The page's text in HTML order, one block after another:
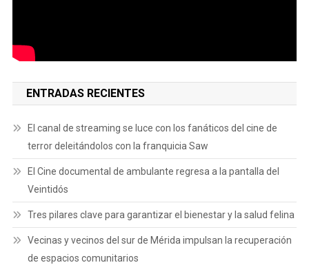
ENTRADAS RECIENTES
El canal de streaming se luce con los fanáticos del cine de
terror deleitándolos con la franquicia Saw
El Cine documental de ambulante regresa a la pantalla del
Veintidós
Tres pilares clave para garantizar el bienestar y la salud felina
Vecinas y vecinos del sur de Mérida impulsan la recuperación
de espacios comunitarios